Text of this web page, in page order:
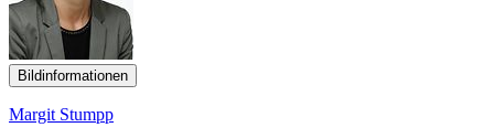
Bildinformationen
Margit Stumpp